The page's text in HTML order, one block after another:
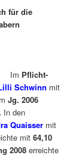
für die
Pflicht-
Schwinn mit
Jg. 2006
In den
Quaisser mit
mit64,10
2008 erreichte